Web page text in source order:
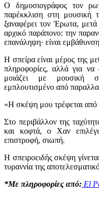
Ο δημοσιογράφος τον
παρέκκλιση στη μουσική
ξαναφέρει τον Έρωτα,
αρχικό παράπονο: την
επανάληψη· είναι
Η σπείρα είναι μέρος της
πληροφορίες, αλλά για
μοιάζει με μουσική
εμπλουτισμένο από
«Η σκέψη μου τρέφεται
Στο περιβάλλον της
και κοφτά, ο Χαν
επιστροφή, σιωπή.
Η σπειροειδής σκέψη
τυραννία της
*Με πληροφορίες από: El